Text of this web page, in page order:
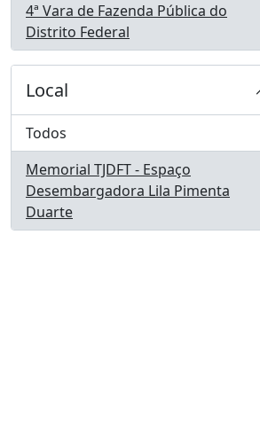
4ª Vara de Fazenda Pública do
Distrito Federal
, 1 resultados
Local
Todos
Memorial TJDFT - Espaço
Desembargadora Lila Pimenta
Duarte
, 1 resultados